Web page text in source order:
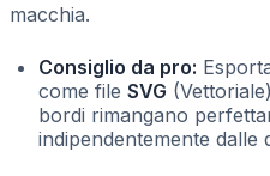
macchia.
Consiglio da pro:
come file SVG
bordi rimangano
indipendentemente dalle